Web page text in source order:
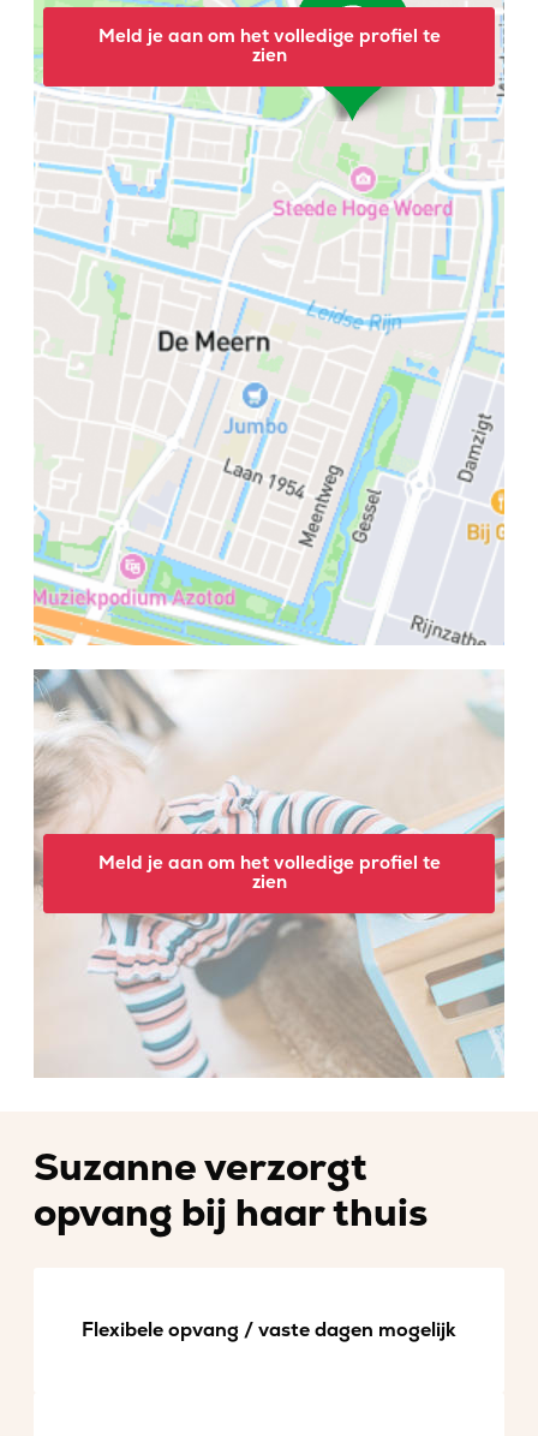
Meld je aan om het volledige profiel te
zien
Meld je aan om het volledige profiel te
zien
Suzanne verzorgt
opvang bij haar thuis
Flexibele opvang / vaste dagen mogelijk